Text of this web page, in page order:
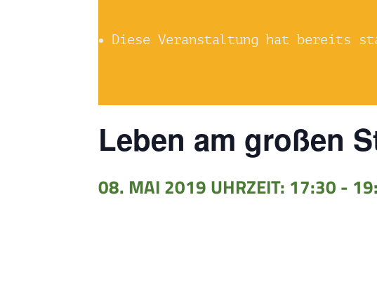
Diese Veranstaltung hat bereits
Leben am großen
08. MAI 2019 UHRZEIT: 17:30 -